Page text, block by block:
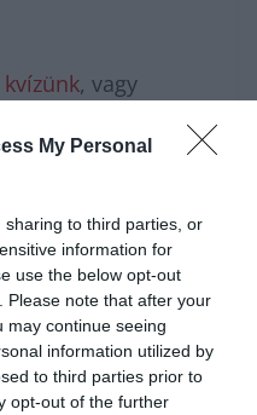
My Personal
to third parties, or
information for
use the below opt-out
Please note that after your
may continue seeing
information utilized by
to third parties prior to
opt-out of the further
kvízünk, vagy
karbantarthatod
nézz körül nálunk